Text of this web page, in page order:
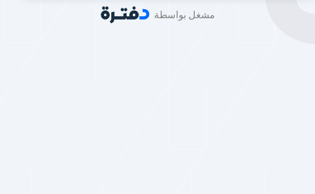
مشغل بواسطة